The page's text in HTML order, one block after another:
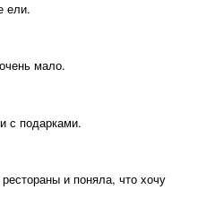
ели.
мало.
с подарками.
и поняла, что хочу